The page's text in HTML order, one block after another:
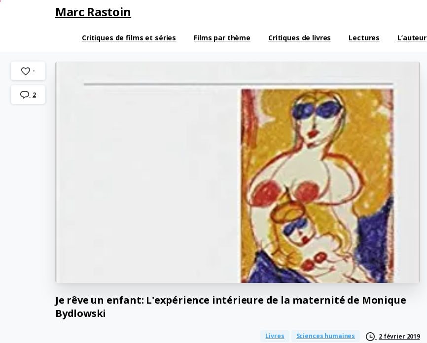
Marc Rastoin
Critiques de films et séries Films par thème Critiques de livres Lectures L’auteur
Je rêve un enfant: L'expérience intérieure de la maternité de Monique
Bydlowski
Livres Sciences humaines 2 février 2019
-
2